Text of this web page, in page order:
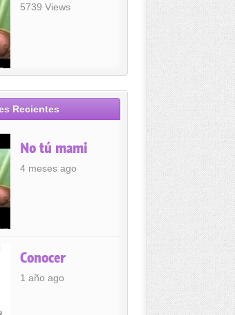
5739 Views
Recientes
No tú mami
4 meses ago
Conocer
1 año ago